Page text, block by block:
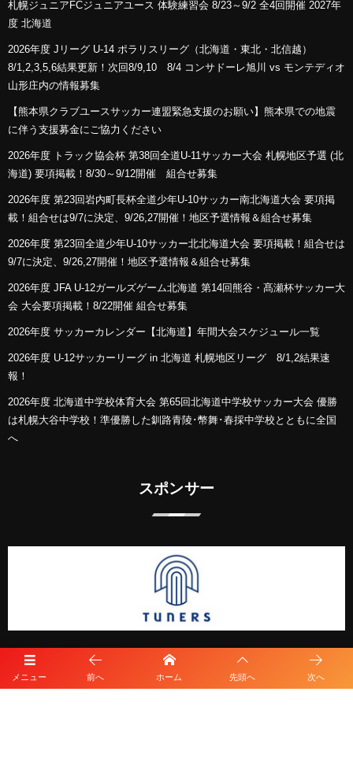
メニュー 前へ ホーム 先頭へ 次へ
札幌ジュニアFCジュニアユース 体験練習会 8/23～9/2 全4回開催 2027年
度 北海道
2026年度 Jリーグ U-14 ポラリスリーグ（北海道・東北・北信越）
8/1,2,3,5,6結果更新！次回8/9,10 8/4 コンサドーレ旭川 vs モンテディオ
山形庄内の情報募集
【熊本県クラブユースサッカー連盟緊急支援のお願い】熊本県での地震
に伴う支援募金にご協力ください
2026年度 トラック協会杯 第38回全道U-11サッカー大会 札幌地区予選 (北
海道) 要項掲載！8/30～9/12開催 組合せ募集
2026年度 第23回岩内町長杯全道少年U-10サッカー南北海道大会 要項掲
載！組合せは9/7に決定、9/26,27開催！地区予選情報＆組合せ募集
2026年度 第23回全道少年U-10サッカー北北海道大会 要項掲載！組合せは
9/7に決定、9/26,27開催！地区予選情報＆組合せ募集
2026年度 JFA U-12ガールズゲーム北海道 第14回熊谷・髙瀬杯サッカー大
会 大会要項掲載！8/22開催 組合せ募集
2026年度 サッカーカレンダー【北海道】年間大会スケジュール一覧
2026年度 U-12サッカーリーグ in 北海道 札幌地区リーグ 8/1,2結果速
報！
2026年度 北海道中学校体育大会 第65回北海道中学校サッカー大会 優勝
は札幌大谷中学校！準優勝した釧路青陵･幣舞･春採中学校とともに全国
へ
スポンサー